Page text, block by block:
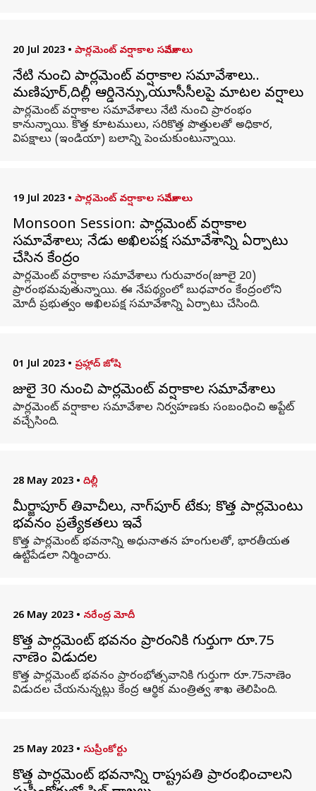
20 Jul 2023 • పార్లమెంట్ వర్షాకాల సమావేశాలు
నేటి నుంచి పార్లమెంట్ వర్షాకాల సమావేశాలు..
మణిపూర్‌,దిల్లీ ఆర్డినెన్సు,యూసీసీలపై మాటల వర్షాలు
పార్లమెంట్ వర్షాకాల సమావేశాలు నేటి నుంచి ప్రారంభం
కానున్నాయి. కొత్త కూటములు, సరికొత్త పొత్తులతో అధికార,
విపక్షాలు (ఇండియా) బలాన్ని పెంచుకుంటున్నాయి.
19 Jul 2023 • పార్లమెంట్ వర్షాకాల సమావేశాలు
Monsoon Session: పార్లమెంట్ వర్షాకాల
సమావేశాలు; నేడు అఖిలపక్ష సమావేశాన్ని ఏర్పాటు
చేసిన కేంద్రం
పార్లమెంట్ వర్షాకాల సమావేశాలు గురువారం(జూలై 20)
ప్రారంభమవుతున్నాయి. ఈ నేపథ్యంలో బుధవారం కేంద్రంలోని
మోదీ ప్రభుత్వం అఖిలపక్ష సమావేశాన్ని ఏర్పాటు చేసింది.
01 Jul 2023 • ప్రహ్లాద్ జోషి
జులై 30 నుంచి పార్లమెంట్ వర్షాకాల సమావేశాలు
పార్లమెంట్ వర్షాకాల సమావేశాల నిర్వహణకు సంబంధించి అప్టేట్
వచ్చేసింది.
28 May 2023 • దిల్లీ
మీర్జాపూర్ తివాచీలు, నాగ్‌పూర్ టేకు; కొత్త పార్లమెంటు
భవనం ప్రత్యేకతలు ఇవే
కొత్త పార్లమెంట్ భవనాన్ని అధునాతన హంగులతో, భారతీయత
ఉట్టిపేడలా నిర్మించారు.
26 May 2023 • నరేంద్ర మోదీ
కొత్త పార్లమెంట్ భవనం ప్రారంభానికి గుర్తుగా రూ.75
నాణెం విడుదల
కొత్త పార్లమెంట్ భవనం ప్రారంభోత్సవానికి గుర్తుగా రూ.75నాణెం
విడుదల చేయనున్నట్లు కేంద్ర ఆర్థిక మంత్రిత్వ శాఖ తెలిపింది.
25 May 2023 • సుప్రీంకోర్టు
కొత్త పార్లమెంట్ భవనాన్ని రాష్ట్రపతి ప్రారంభించాలని